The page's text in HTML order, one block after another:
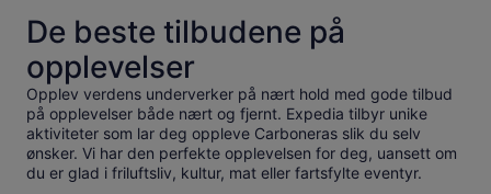
De beste tilbudene på
opplevelser
Opplev verdens underverker på nært hold med gode tilbud
på opplevelser både nært og fjernt. Expedia tilbyr unike
aktiviteter som lar deg oppleve Carboneras slik du selv
ønsker. Vi har den perfekte opplevelsen for deg, uansett om
du er glad i friluftsliv, kultur, mat eller fartsfylte eventyr.